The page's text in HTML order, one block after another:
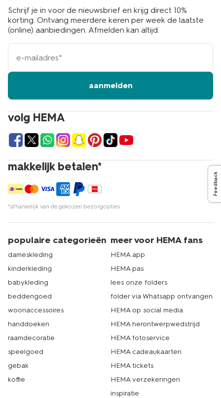
volg HEMA
makkelijk betalen*
*afhankelijk van de gekozen bezorgopties
Schrijf je in voor de nieuwsbrief en krijg direct 10%
korting. Ontvang meerdere keren per week de laatste
(online) aanbiedingen. Afmelden kan altijd.
e-
mailadres
aanmelden
populaire categorieën
dameskleding
kinderkleding
babykleding
beddengoed
woonaccessoires
handdoeken
raamdecoratie
speelgoed
gebak
koffie
meer voor HEMA fans
HEMA app
HEMA pas
lees onze folders
folder via Whatsapp ontvangen
HEMA op social media
HEMA herontwerpwedstrijd
HEMA fotoservice
HEMA cadeaukaarten
HEMA tickets
HEMA verzekeringen
inspiratie
Feedback